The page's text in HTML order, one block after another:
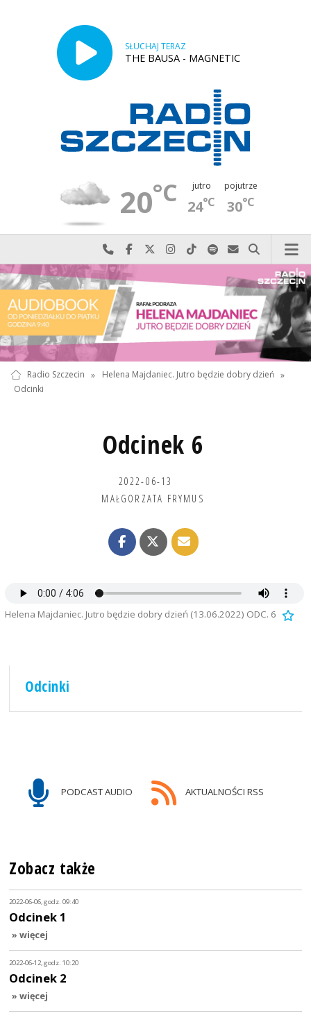
SŁUCHAJ TERAZ
THE BAUSA - MAGNETIC
20°C jutro
24°C
pojutrze
30°C
Najlepiej po prostu do nas zadzwoń
Odwiedź nas na Facebook-u
Odwiedź nas na X
Odwiedź nas na Instagram-ie
Odwiedź nas na TikTok-u
Szukaj nas na Spotify
Wyślij do nas
Szukaj
Radio Szczecin » Helena Majdaniec. Jutro będzie dobry dzień »
Odcinki
Odcinek 6
2022-06-13
MAŁGORZATA FRYMUS
Helena Majdaniec. Jutro będzie dobry dzień (13.06.2022) ODC. 6
Odcinki
PODCAST AUDIO AKTUALNOŚCI RSS
Zobacz także
2022-06-06, godz. 09:40
Odcinek 1
» więcej
2022-06-12, godz. 10:20
Odcinek 2
» więcej